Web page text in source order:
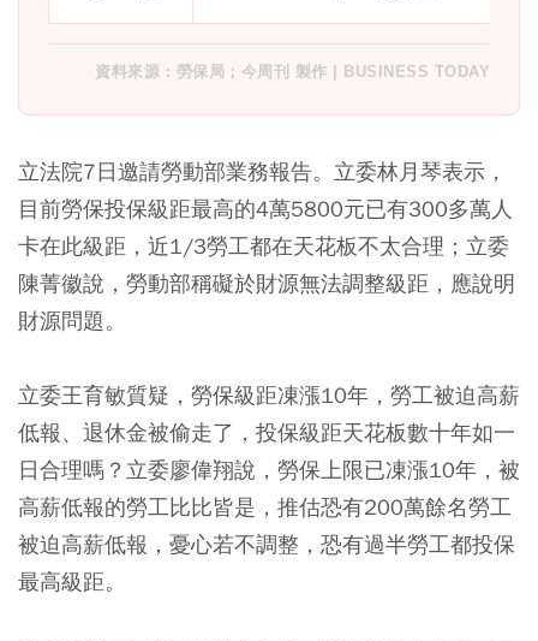
資料來源：勞保局；今周刊 製作 | BUSINESS TODAY
立法院7日邀請勞動部業務報告。立委林月琴表示，
目前勞保投保級距最高的4萬5800元已有300多萬人
卡在此級距，近1/3勞工都在天花板不太合理；立委
陳菁徽說，勞動部稱礙於財源無法調整級距，應說明
財源問題。
立委王育敏質疑，勞保級距凍漲10年，勞工被迫高薪
低報、退休金被偷走了，投保級距天花板數十年如一
日合理嗎？立委廖偉翔說，勞保上限已凍漲10年，被
高薪低報的勞工比比皆是，推估恐有200萬餘名勞工
被迫高薪低報，憂心若不調整，恐有過半勞工都投保
最高級距。